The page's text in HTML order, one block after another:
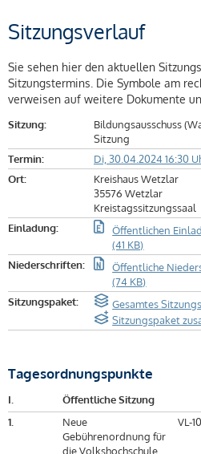
Sitzungsverlauf
Sie sehen hier den aktuellen
Sitzungstermins. Die Symbole am
verweisen auf weitere Dokumente
Sitzung:
Bildungsausschuss
Sitzung
Termin:
Di, 30.04.2024 16:30
Ort:
Kreishaus Wetzlar
35576 Wetzlar
Kreistagssitzungssaal
Einladung:
Öffentlichen
(41 KB)
Niederschriften:
Öffentliche
(74 KB)
Sitzungspaket:
Gesamtes
Sitzungspaket
Tagesordnungspunkte
I.
Öffentliche Sitzung
1.
Neue
Gebührenordnung für
die Volkshochschule
VL-